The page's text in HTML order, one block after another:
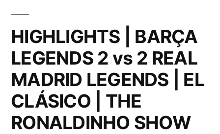
HIGHLIGHTS | BARÇA
LEGENDS 2 vs 2 REAL
MADRID LEGENDS | EL
CLÁSICO | THE
RONALDINHO SHOW